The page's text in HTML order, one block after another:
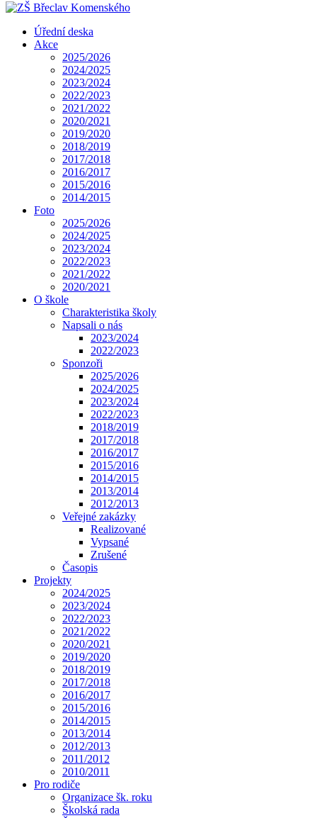
Úřední deska
Akce
2025/2026
2024/2025
2023/2024
2022/2023
2021/2022
2020/2021
2019/2020
2018/2019
2017/2018
2016/2017
2015/2016
2014/2015
Foto
2025/2026
2024/2025
2023/2024
2022/2023
2021/2022
2020/2021
O škole
Charakteristika školy
Napsali o nás
2023/2024
2022/2023
Sponzoři
2025/2026
2024/2025
2023/2024
2022/2023
2018/2019
2017/2018
2016/2017
2015/2016
2014/2015
2013/2014
2012/2013
Veřejné zakázky
Realizované
Vypsané
Zrušené
Časopis
Projekty
2024/2025
2023/2024
2022/2023
2021/2022
2020/2021
2019/2020
2018/2019
2017/2018
2016/2017
2015/2016
2014/2015
2013/2014
2012/2013
2011/2012
2010/2011
Pro rodiče
Organizace šk. roku
Školská rada